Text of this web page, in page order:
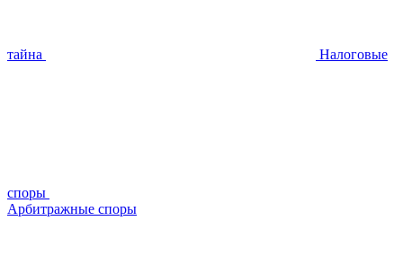
тайна Налоговые
споры
Арбитражные споры